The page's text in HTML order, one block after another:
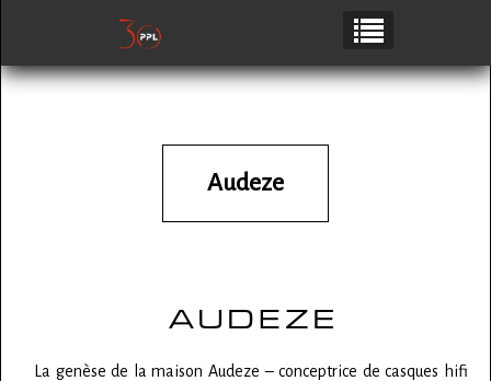
Audeze
La genèse de la maison Audeze – conceptrice de casques hifi